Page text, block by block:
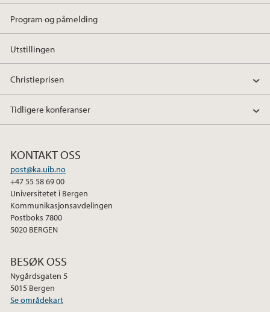
t
e
k
d
n
e
b
o
k
Program og påmelding
Utstillingen
Christieprisen
Tidligere konferanser
KONTAKT OSS
post@ka.uib.no
+47 55 58 69 00
Universitetet i Bergen
Kommunikasjonsavdelingen
Postboks 7800
5020 BERGEN
BESØK OSS
Nygårdsgaten 5
5015 Bergen
Se områdekart